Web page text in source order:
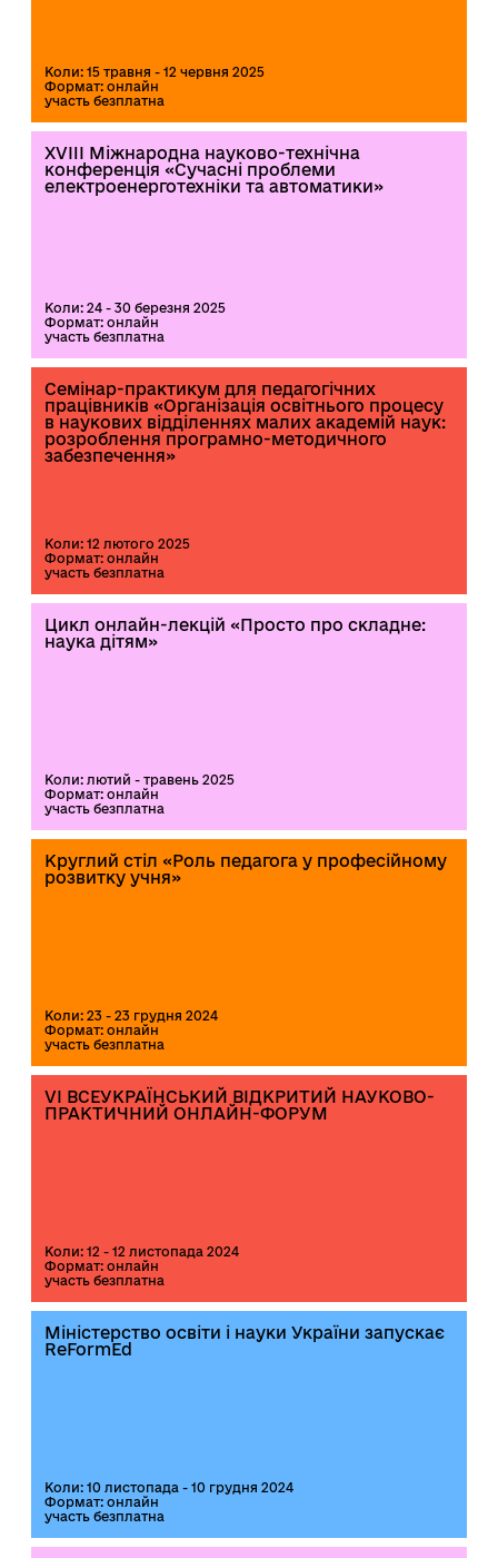
Коли: 15 травня - 12 червня 2025
Формат: онлайн
участь безплатна
XVIII Міжнародна науково-технічна
конференція «Сучасні проблеми
електроенерготехніки та автоматики»
Коли: 24 - 30 березня 2025
Формат: онлайн
участь безплатна
Семінар-практикум для педагогічних
працівників «Організація освітнього процесу
в наукових відділеннях малих академій наук:
розроблення програмно-методичного
забезпечення»
Коли: 12 лютого 2025
Формат: онлайн
участь безплатна
Цикл онлайн-лекцій «Просто про складне:
наука дітям»
Коли: лютий - травень 2025
Формат: онлайн
участь безплатна
Круглий стіл «Роль педагога у професійному
розвитку учня»
Коли: 23 - 23 грудня 2024
Формат: онлайн
участь безплатна
VІ ВСЕУКРАЇНСЬКИЙ ВІДКРИТИЙ НАУКОВО-
ПРАКТИЧНИЙ ОНЛАЙН-ФОРУМ
Коли: 12 - 12 листопада 2024
Формат: онлайн
участь безплатна
Міністерство освіти і науки України запускає
ReFormEd
Коли: 10 листопада - 10 грудня 2024
Формат: онлайн
участь безплатна